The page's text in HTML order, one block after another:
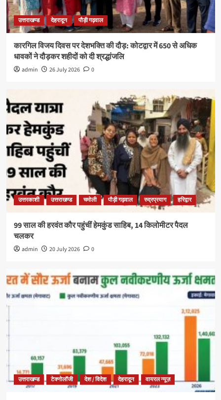
उत्तराखण्ड देहरादून पौड़ी गढ़वाल
कारगिल विजय दिवस पर देशभक्ति की दौड़: कोटद्वार में 650 से अधिक
धावकों ने दौड़कर शहीदों को दी श्रद्धांजलि
admin 26 July 2026 0
उत्तरकाशी उत्तराखण्ड चमोली पौड़ी गढ़वाल रुद्रप्रयाग हरिद्वार
99 साल की हरवंत कौर पहुंचीं हेमकुंड साहिब, 14 किलोमीटर पैदल
चलकर
admin 20 July 2026 0
उत्तराखण्ड टेक्नोलॉजी देश / विदेश देहरादून वायरल न्यूज़